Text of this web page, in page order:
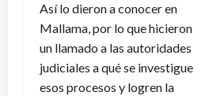
Así lo dieron a conocer en
Mallama, por lo que hicieron
un llamado a las autoridades
judiciales a qué se investigue
esos procesos y logren la